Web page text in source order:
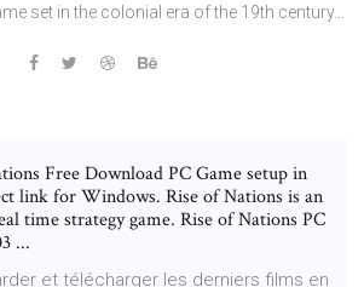
set in the colonial era of the 19th century...
Free Download PC Game setup in
link for Windows. Rise of Nations is an
time strategy game. Rise of Nations PC
...
et télécharger les derniers films en